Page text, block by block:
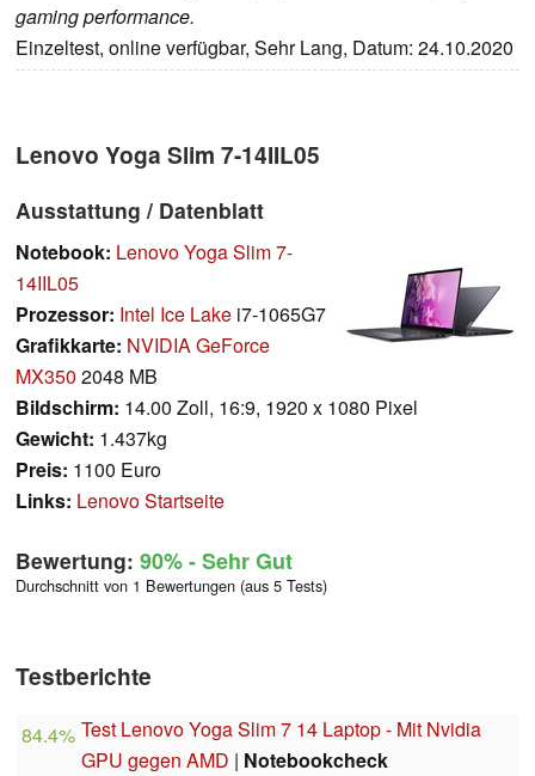
gaming performance.
Einzeltest, online verfügbar, Sehr Lang, Datum: 24.10.2020
Lenovo Yoga Slim 7-14IIL05
Ausstattung / Datenblatt
Notebook: Lenovo Yoga Slim 7-
14IIL05
Prozessor: Intel Ice Lake i7-1065G7
Grafikkarte: NVIDIA GeForce
MX350 2048 MB
Bildschirm: 14.00 Zoll, 16:9, 1920 x 1080 Pixel
Gewicht: 1.437kg
Preis: 1100 Euro
Links: Lenovo Startseite
Bewertung: 90%- Sehr Gut
Durchschnitt von 1 Bewertungen (aus 5 Tests)
Testberichte
84.4% Test Lenovo Yoga Slim 7 14 Laptop - Mit Nvidia
GPU gegen AMD | Notebookcheck